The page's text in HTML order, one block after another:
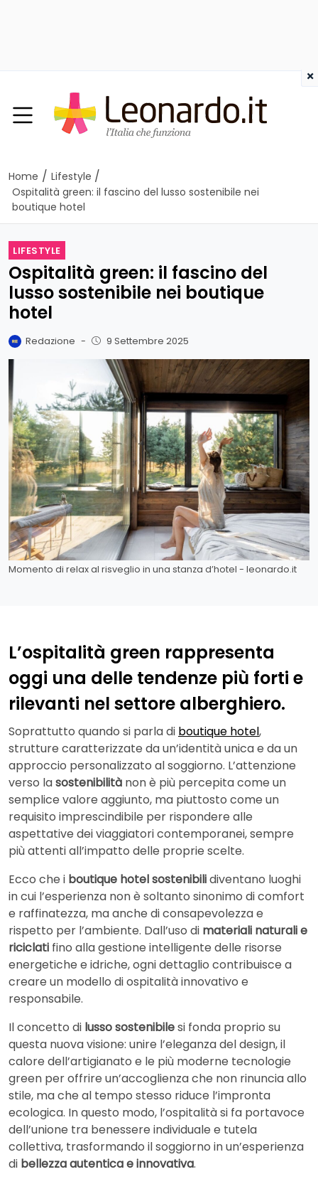
Home / Lifestyle /
Ospitalità green: il fascino del lusso sostenibile nei
boutique hotel
LIFESTYLE
Ospitalità green: il fascino del
lusso sostenibile nei boutique
hotel
Redazione - 9 Settembre 2025
Momento di relax al risveglio in una stanza d’hotel - leonardo.it
L’ospitalità green rappresenta
oggi una delle tendenze più forti e
rilevanti nel settore alberghiero.
Soprattutto quando si parla di boutique hotel,
strutture caratterizzate da un’identità unica e da un
approccio personalizzato al soggiorno. L’attenzione
verso lasostenibilità non è più percepita come un
semplice valore aggiunto, ma piuttosto come un
requisito imprescindibile per rispondere alle
aspettative dei viaggiatori contemporanei, sempre
più attenti all’impatto delle proprie scelte.
Ecco che i boutique hotel sostenibilidiventano luoghi
in cui l’esperienza non è soltanto sinonimo di comfort
e raffinatezza, ma anche di consapevolezza e
rispetto per l’ambiente. Dall’uso di materiali naturali e
riciclati fino alla gestione intelligente delle risorse
energetiche e idriche, ogni dettaglio contribuisce a
creare un modello di ospitalità innovativo e
responsabile.
Il concetto di lusso sostenibilesi fonda proprio su
questa nuova visione: unire l’eleganza del design, il
calore dell’artigianato e le più moderne tecnologie
green per offrire un’accoglienza che non rinuncia allo
stile, ma che al tempo stesso riduce l’impronta
ecologica. In questo modo, l’ospitalità si fa portavoce
dell’unione tra benessere individuale e tutela
collettiva, trasformando il soggiorno in un’esperienza
di bellezza autentica e innovativa.
×